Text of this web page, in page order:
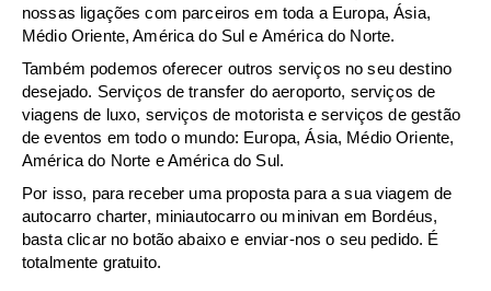
nossas ligações com parceiros em toda a Europa, Ásia,
Médio Oriente, América do Sul e América do Norte.
Também podemos oferecer outros serviços no seu destino
desejado. Serviços de transfer do aeroporto, serviços de
viagens de luxo, serviços de motorista e serviços de gestão
de eventos em todo o mundo: Europa, Ásia, Médio Oriente,
América do Norte e América do Sul.
Por isso, para receber uma proposta para a sua viagem de
autocarro charter, miniautocarro ou minivan em Bordéus,
basta clicar no botão abaixo e enviar-nos o seu pedido. É
totalmente gratuito.